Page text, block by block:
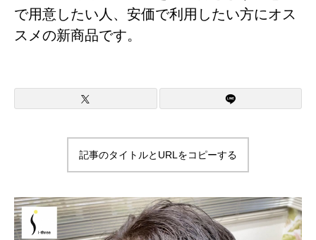
で用意したい人、安価で利用したい方にオス
スメの新商品です。
記事のタイトルとURLをコピーする